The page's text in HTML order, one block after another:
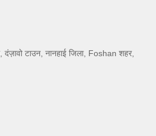
दंज़ावो टाउन, नानहाई जिला, Foshan शहर,